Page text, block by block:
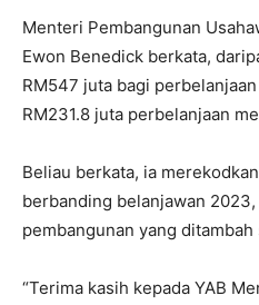
Menteri Pembangunan
Ewon Benedick berkata,
RM547 juta bagi
RM231.8 juta perbelanjaan
Beliau berkata, ia
berbanding belanjawan
pembangunan yang ditambah
“Terima kasih kepada YAB